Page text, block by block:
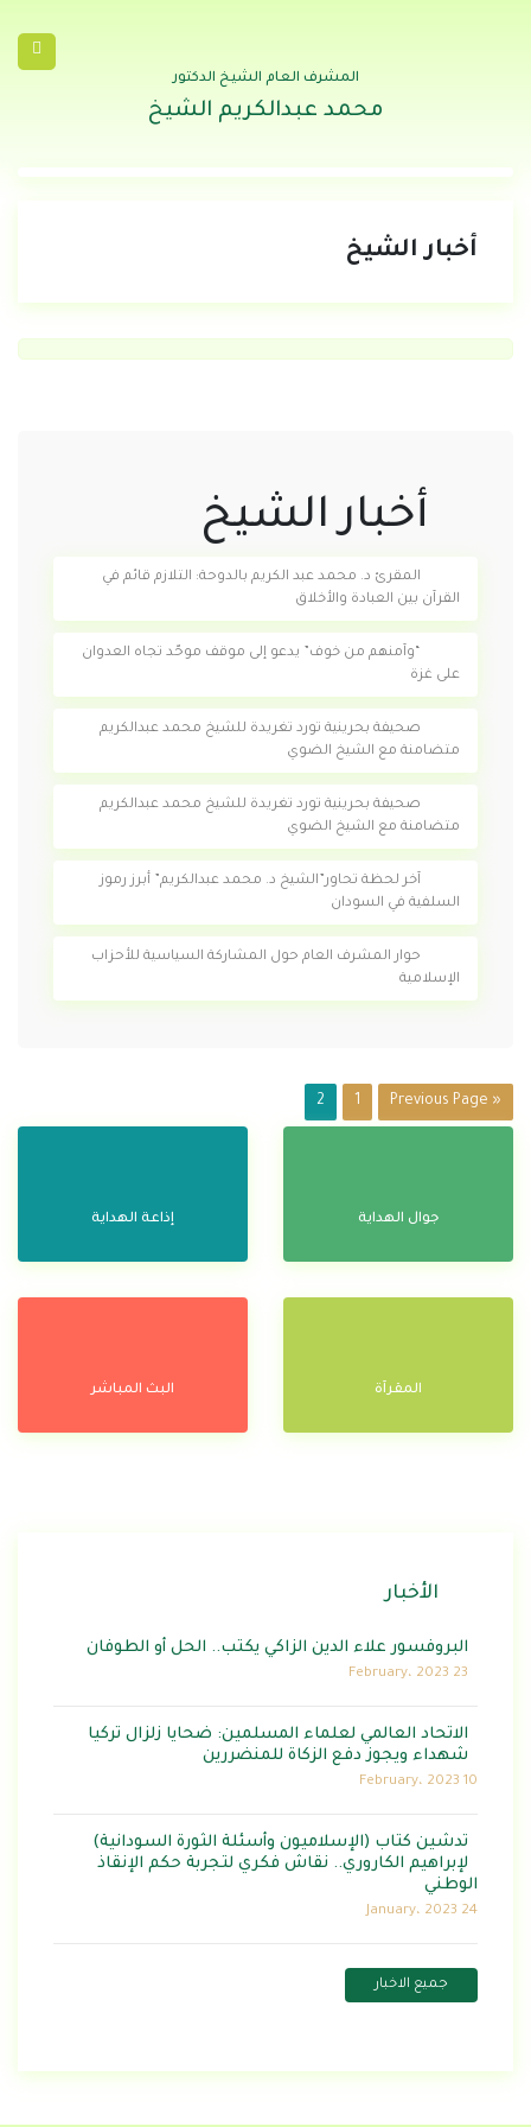
المشرف العام الشيخ الدكتور
محمد عبدالكريم الشيخ
أخبار الشيخ
أخبار الشيخ
المقرئ د. محمد عبد الكريم بالدوحة: التلازم قائم في
القرآن بين العبادة والأخلاق
“وآمنهم من خوف” يدعو إلى موقف موحّد تجاه العدوان
على غزة
صحيفة بحرينية تورد تغريدة للشيخ محمد عبدالكريم
متضامنة مع الشيخ الضوي
صحيفة بحرينية تورد تغريدة للشيخ محمد عبدالكريم
متضامنة مع الشيخ الضوي
آخر لحظة تحاور”الشيخ د. محمد عبدالكريم” أبرز رموز
السلفية في السودان
حوار المشرف العام حول المشاركة السياسية للأحزاب
الإسلامية
« Previous Page
1
2
جوال الهداية إذاعة الهداية
المقرآة البث المباشر
الأخبار
البروفسور علاء الدين الزاكي يكتب.. الحل أو الطوفان
23 February، 2023
الاتحاد العالمي لعلماء المسلمين: ضحايا زلزال تركيا
شهداء ويجوز دفع الزكاة للمنضررين
10 February، 2023
تدشين كتاب (الإسلاميون وأسئلة الثورة السودانية)
لإبراهيم الكاروري.. نقاش فكري لتجربة حكم الإنقاذ
الوطني
24 January، 2023
جميع الاخبار